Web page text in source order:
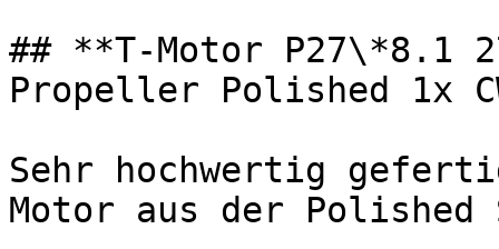
## **T-Motor P27\*8.1
Propeller Polished 1x
Sehr hochwertig
Motor aus der Polished